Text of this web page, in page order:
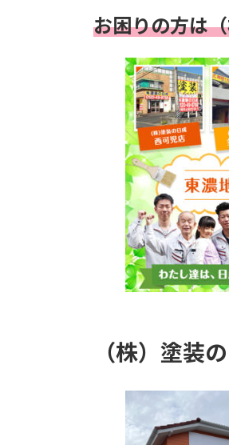
お困りの方は
（株）塗装